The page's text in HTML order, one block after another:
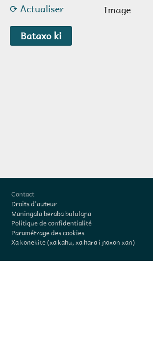
⟳ Actualiser
Contact
Droits d'auteur
Maningala beraba bululaɲa
Politique de confidentialité
Paramétrage des cookies
Xa konekite (xa kahu, xa hara i ɲoxon xan)